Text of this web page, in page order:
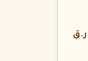
ر.ق